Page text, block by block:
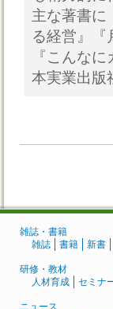
主な著書に
る経営』『
『こんな
本実業出版
雑誌・書籍
雑誌
書籍 新書
研修・教材
人材育成
セミナ
ニュース